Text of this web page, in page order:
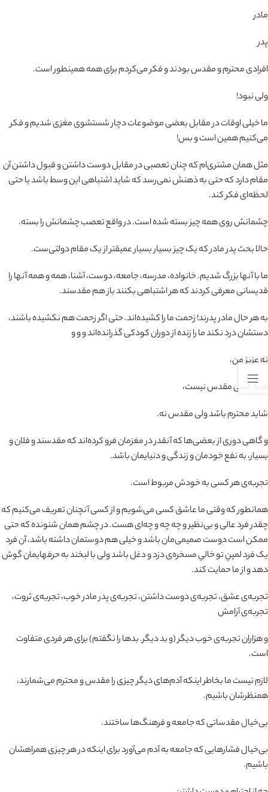
مادر
پدر
افرادی محترم و مقدس بودند و فکر می‌کردم برای همه همینطور است.
ولی نبود!
ما خیلی اوقات در مقابل بعضی موضوعات دچار شستشوی مغزی شدیم و فکر
می‌کنیم همین است و بس!
مثل همان مشتری‌ام که چنان تعصبی در مقابل دوست داشتن و قبول داشتن آن
مقام دارد که حتی به ذهنش نمی‌رسد که شاید اشتباهی این وسط باشد یا حتی
لحظه‌ای فکر کند.
چشمانش روی همه چیز بسته شده است. در واقع تعصب چشمانش را بسته.
حالا بحث پدر مادر که یک چیز بسیار بسیار عمیقتر از یک مقام دولتی‌ست.
ما با آنها بزرگ شدیم. خانواده، مدرسه، جامعه، دوست، آشنا، همه و همه آنها را
قدیسانی معرفی کردند که هر اشتباهی بکنند باز هم مقدسند.
به هر حال مادر پدرند! زحمت ما را کشیده‌اند. حتی اگر زحمت هم نکشیده باشند،
دستشان درد نکند ما را زنده از دوران کودکی گذرانده‌اند و و و
نه عزیز من،
هیچ کسی مقدس نیست،
شاید محترم باشد ولی مقدس نه.
و گاهی دوری از بعضی‌ها که آنقدر در مغزمان فرو کرده‌اند که مقدسند و فلان و
بسیار، به نفع خودمان و زندگی و دنیایمان باشد.
تجربه‌ی هر کسی به خودش مربوط است.
همانطور که وقتی ما عاشق کسی می‌شویم و از کسی آنچنان تعریف می‌کنیم که
چقدر فرد عالی و بی‌نظیر و چه چه و چه‌ای هست. در چشم همان شنونده که حتی
ممکن است دوست صمیمی‌مان باشد و خیلی هم دوستمان داشته باشد، آن فرد
یک فرد لمپنِ تو خالیِ مسخره‌ی دزد و دغل باشد ولی با لبخند به حرفهایمان گوش
دهد و از ما حمایت کند.
تجربه‌ی عشق، تجربه‌ی دوست داشتن، تجربه‌ی پدر مادر خوب، تجربه‌ی ثروت،
تجربه‌ی آرامش
و هزاران تجربه‌ی خوب دیگر (و بد دیگر. بدها را نگفتم) برای هر فردی متفاوت
است.
لازم نیست ما بخاطر اینکه آدم‌های دیگر چیزی را مقدس و محترم می‌شمارند،
همنظرشان باشیم.
بی‌خیال مقدساتی که جامعه و فرهنگ‌ها ساختند.
بی‌خیال فشارهایی که جامعه به آدم می‌آورد برای اینکه در هر چیزی همراهشان
باشیم.